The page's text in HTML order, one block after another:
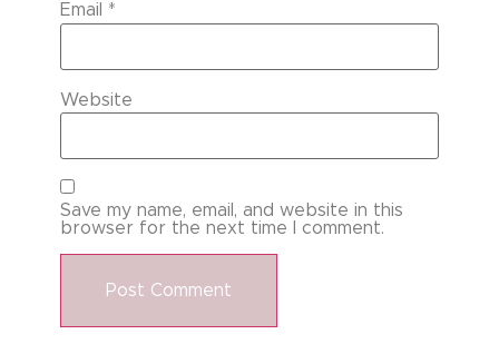
Email *
Website
Save my name, email, and website in this
browser for the next time I comment.